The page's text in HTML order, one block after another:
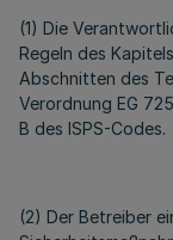
(1) Die
Regeln des
Abschnitten des
Verordnung EG
B des ISPS-Codes.
(2) Der Betreiber